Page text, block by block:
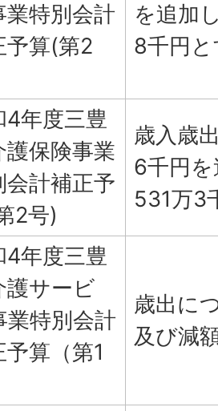
業特別会計
予算(第2
を追加
8千円
4年度三豊
護保険事業
会計補正予
2号)
歳入歳
6千円
531万3
4年度三豊
護サービ
業特別会計
予算（第1
歳出に
及び減